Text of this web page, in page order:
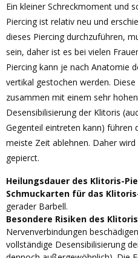
Ein kleiner Schreckmoment und
Piercing ist relativ neu und
dieses Piercing durchzuführen,
sein, daher ist es bei vielen
Piercing kann je nach Anatomie
vertikal gestochen werden.
zusammen mit einem sehr
Desensibilisierung der Klitoris
Gegenteil eintreten kann) führen
meiste Zeit ablehnen. Daher
gepierct.
Heilungsdauer des Klitoris-
Schmuckarten für das
gerader Barbell.
Besondere Risiken des
Nervenverbindungen
vollständige Desensibilisierung